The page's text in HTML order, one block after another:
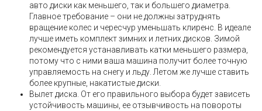
авто диски как меньшего, так и большего диаметра.
Главное требование – они не должны затруднять
вращение колес и чересчур уменьшать клиренс. В идеале
лучше иметь комплект зимних и летних дисков. Зимой
рекомендуется устанавливать катки меньшего размера,
потому что с ними ваша машина получит более точную
управляемость на снегу и льду. Летом же лучше ставить
более крупные, накатистые диски.
Вылет диска. От его правильного выбора будет зависеть
устойчивость машины, ее отзывчивость на повороты